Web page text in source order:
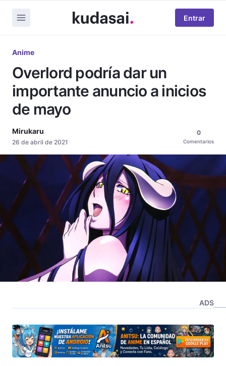
Entrar
Anime
Overlord podría dar un
importante anuncio a inicios
de mayo
Mirukaru
26 de abril de 2021
0
Comentarios
ADS